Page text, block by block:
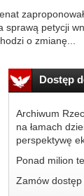
sprawą petycji
o zmianę...
Dostęp
Archiwum
na łamach
perspektywę
Ponad milion
Zamów dostęp